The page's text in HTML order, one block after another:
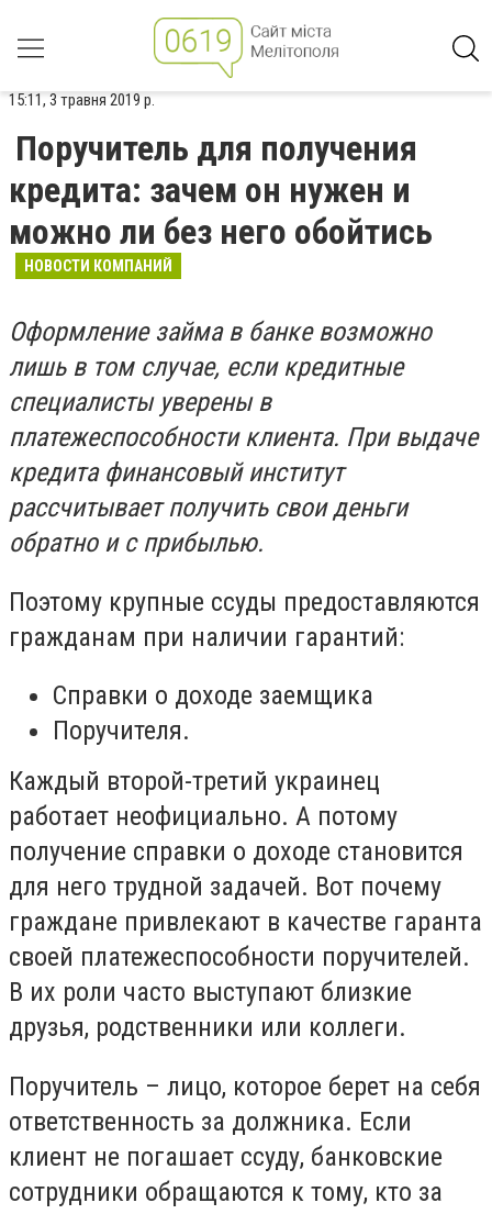
15:11, 3 травня 2019 р.
Поручитель для получения
кредита: зачем он нужен и
можно ли без него обойтись
НОВОСТИ КОМПАНИЙ
Оформление займа в банке возможно
лишь в том случае, если кредитные
специалисты уверены в
платежеспособности клиента. При выдаче
кредита финансовый институт
рассчитывает получить свои деньги
обратно и с прибылью.
Поэтому крупные ссуды предоставляются
гражданам при наличии гарантий:
Справки о доходе заемщика
Поручителя.
Каждый второй-третий украинец
работает неофициально. А потому
получение справки о доходе становится
для него трудной задачей. Вот почему
граждане привлекают в качестве гаранта
своей платежеспособности поручителей.
В их роли часто выступают близкие
друзья, родственники или коллеги.
Поручитель – лицо, которое берет на себя
ответственность за должника. Если
клиент не погашает ссуду, банковские
сотрудники обращаются к тому, кто за